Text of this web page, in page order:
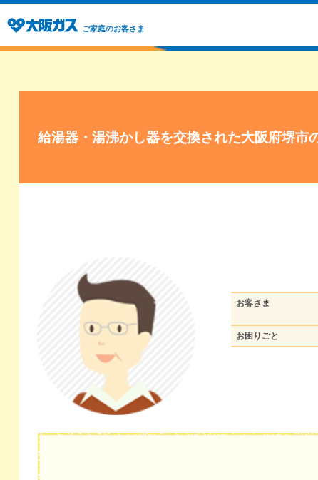
ご家庭のお客さま
給湯器・湯沸かし器を交換された大阪府堺市
お客さま
お困りごと